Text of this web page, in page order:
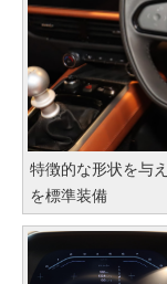
特徴的な形状を与
を標準装備